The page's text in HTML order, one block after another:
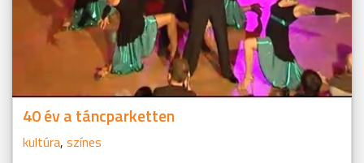
40 év a táncparketten
kultúra, színes